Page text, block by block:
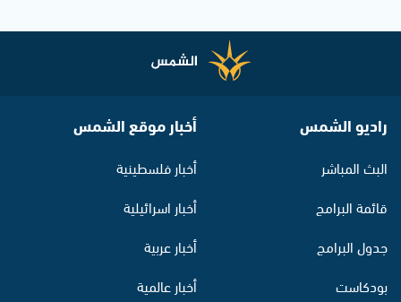
راديو الشمس
البث المباشر
قائمة البرامج
جدول البرامج
بودكاست
أخبار موقع الشمس
أخبار فلسطينية
أخبار اسرائيلية
أخبار عربية
أخبار عالمية